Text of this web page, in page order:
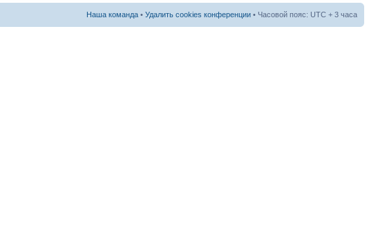
Наша команда • Удалить cookies конференции • Часовой пояс: UTC + 3 часа